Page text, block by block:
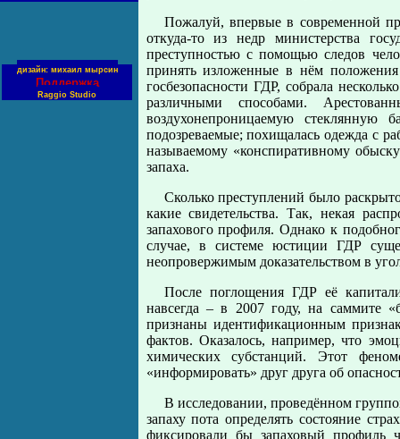
дизайн: михаил мырсин
Поддержка
Raggio Studio
Пожалуй, впервые в современной
откуда-то из недр министерства
преступностью с помощью следов
принять изложенные в нём
госбезопасности ГДР, собрала
различными способами.
воздухонепроницаемую
подозреваемые; похищалась одежда с
называемому «конспиративному
запаха.
Сколько преступлений было
какие свидетельства. Так, некая
запахового профиля. Однако к
случае, в системе юстиции ГДР
неопровержимым доказательством в
После поглощения ГДР её
навсегда – в 2007 году, на саммите
признаны идентификационным
фактов. Оказалось, например, что
химических субстанций. Этот
«информировать» друг друга об
В исследовании, проведённом
запаху пота определять состояние
фиксировали бы запаховый профиль